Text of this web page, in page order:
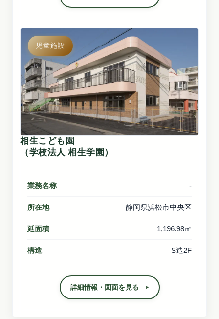
児童施設
相生こども園
（学校法人 相生学園）
業務名称 -
所在地 静岡県浜松市中央区
延面積 1,196.98㎡
構造 S造2F
詳細情報・図面を見る